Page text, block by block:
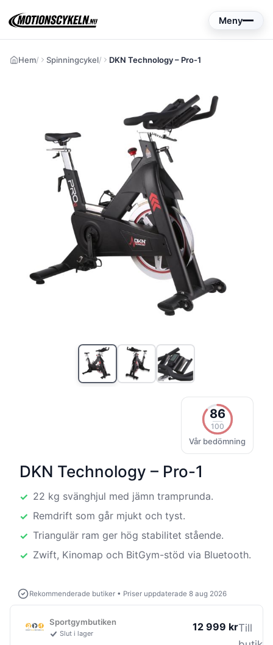
Meny
Hem Spinningcykel DKN Technology – Pro-1
86
100
Vår bedömning
DKN Technology – Pro-1
22 kg svänghjul med jämn tramprunda.
Remdrift som går mjukt och tyst.
Triangulär ram ger hög stabilitet stående.
Zwift, Kinomap och BitGym-stöd via Bluetooth.
Rekommenderade butiker • Priser uppdaterade 8 aug 2026
Sportgymbutiken
Slut i lager
12 999 krTill